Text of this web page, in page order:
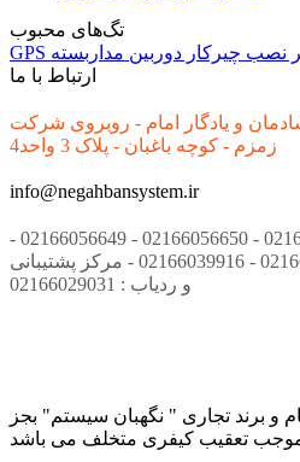
تگ‌های محبوب
GPS
نصب چیرکار دوربین مداربسته
ارتباط با ما
و یادگار امام - روبروی شرکت
زمزم - کوچه باغبان - پلاک 3 واحد4
info@negahbansystem.ir
تلفن : 02166051812 02166051320 - 02166056650 - 02166056649 -
02166083677 - 02166023713 - 02166039916 - مرکز پشتیبانی GPS
و ردیاب : 02166029031
و برند تجاری " نگهبان سیستم" بجز
تعقیب کیفری متخلف می باشد